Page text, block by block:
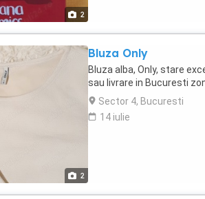
2
2
Bluza Only
Bluza alba, Only, stare
sau livrare in Bucuresti
Sector 4, Bucuresti
14 iulie